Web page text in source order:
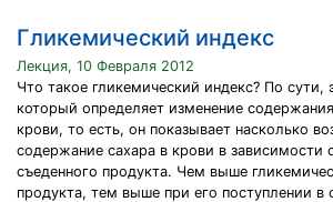
Гликемический индекс
Лекция, 10 Февраля 2012
Что такое гликемический индекс? По сути,
который определяет изменение
крови, то есть, он показывает насколько
содержание сахара в крови в зависимости
съеденного продукта. Чем выше
продукта, тем выше при его поступлении в